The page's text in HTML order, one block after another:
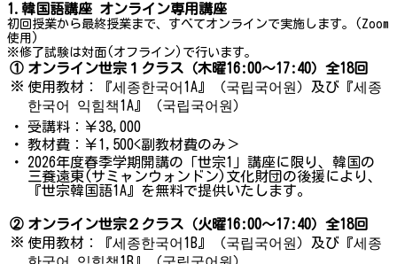
1.韓国語講座 オンライン専用講座
初回授業から最終授業まで、すべてオンラインで実施します。(Zoom
使用)
※修了試験は対面(オフライン)で行います。
① オンライン世宗１クラス（木曜16:00～17:40）全18回
※ 使用教材：『세종한국어1A』（국립국어원）及び『세종
한국어 익힘책1A』（국립국어원）
・
受講料：￥38,000
・
教材費：￥1,500<副教材費のみ＞
・
2026年度春季学期開講の「世宗1」講座に限り、韓国の
三養遠東(サミャンウォンドン)文化財団の後援により、
『世宗韓国語1A』を無料で提供いたします。
② オンライン世宗２クラス（火曜16:00～17:40）全18回
※ 使用教材：『세종한국어1B』（국립국어원）及び『세종
한국어 익힘책1B』（국립국어원）